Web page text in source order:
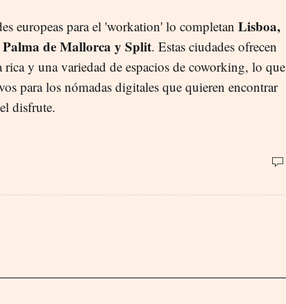
europeas para el 'workation' lo completan Lisboa,
de Mallorca y Split. Estas ciudades ofrecen
y una variedad de espacios de coworking, lo que
para los nómadas digitales que quieren encontrar
disfrute.